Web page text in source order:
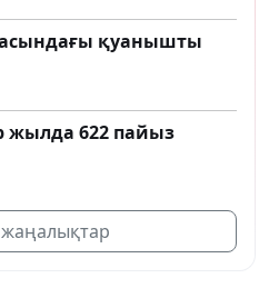
қуанышты
жылда 622 пайыз